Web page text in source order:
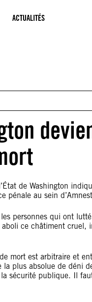
ACTUALITÉS
de Washington
pénale au sein
personnes qui ont
ce châtiment
mort est arbitraire et
plus absolue de déni
sécurité publique. Il